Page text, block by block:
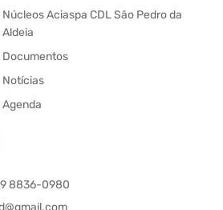
Núcleos Aciaspa CDL São Pedro da
Aldeia
Documentos
Notícias
Agenda
8836-0980